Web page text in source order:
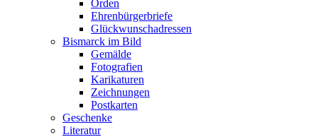
Orden
Ehrenbürgerbriefe
Glückwunschadressen
Bismarck im Bild
Gemälde
Fotografien
Karikaturen
Zeichnungen
Postkarten
Geschenke
Literatur